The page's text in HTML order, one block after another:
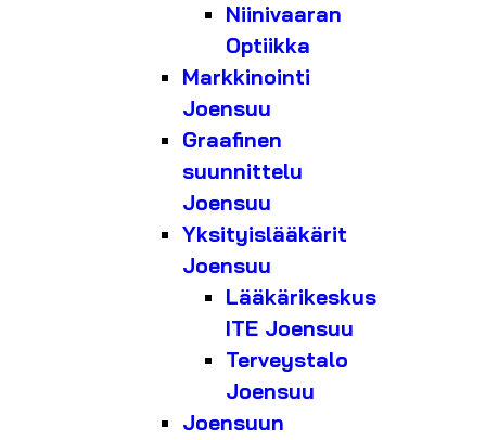
Niinivaaran
Optiikka
Markkinointi
Joensuu
Graafinen
suunnittelu
Joensuu
Yksityislääkärit
Joensuu
Lääkärikeskus
ITE Joensuu
Terveystalo
Joensuu
Joensuun